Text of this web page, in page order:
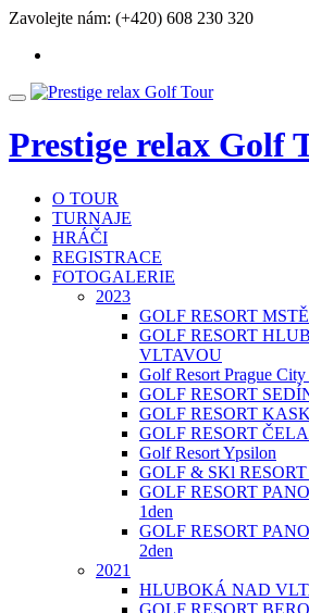
Přeskočit
obsah
Zavolejte nám: (+420) 608 230 320
Přepnout
Prestige relax Golf
O TOUR
TURNAJE
HRÁČI
REGISTRACE
FOTOGALERIE
2023
GOLF RESORT
GOLF RESORT
VLTAVOU
Golf Resort Prague
GOLF RESORT
GOLF RESORT
GOLF RESORT
Golf Resort Ypsilon
GOLF & SKl
GOLF RESORT
1den
GOLF RESORT
2den
2021
HLUBOKÁ NAD
GOLF RESORT